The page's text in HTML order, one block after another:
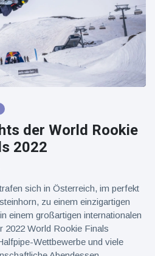
der World Rookie
2022
sich in Österreich, im perfekt
zu einem einzigartigen
einem großartigen internationalen
2022 World Rookie Finals
Wettbewerbe und viele